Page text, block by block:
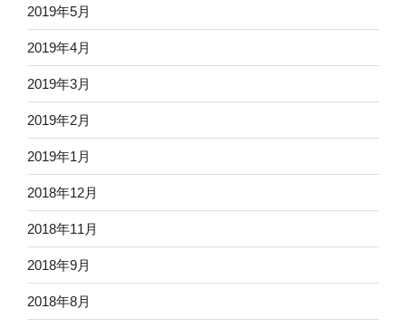
2019年5月
2019年4月
2019年3月
2019年2月
2019年1月
2018年12月
2018年11月
2018年9月
2018年8月